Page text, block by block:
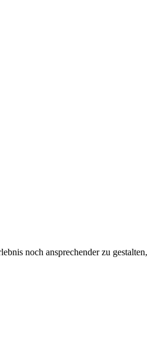
noch ansprechender zu